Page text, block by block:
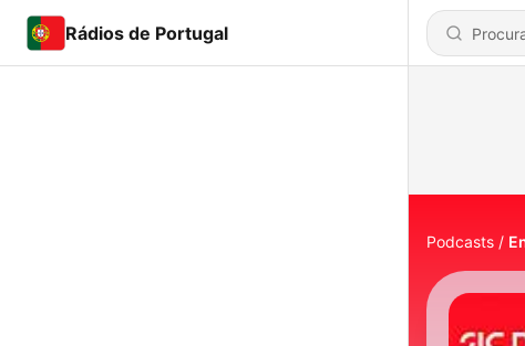
Rádios de Portugal
Podcasts